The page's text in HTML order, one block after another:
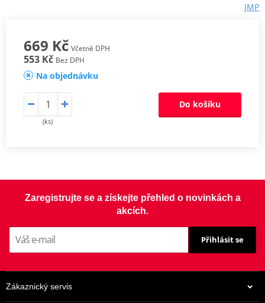
JMP
669 Kč Včetně DPH
553 Kč Bez DPH
Na objednávku
(ks)
Do košíku
Zaregistrujte se a získejte přehled o novinkách a
akcích.
Přihlásit se
Zákaznický servis